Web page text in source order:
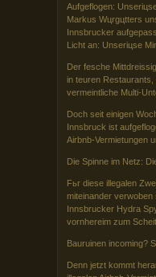
Aufgeflogen:
Markus Wцrgцtters
Innsbrucker
Licht an: Unseriцse
Der fesche
in teuren
vermeintliche Multi-
Doch seit einigen
Innsbruck ist
Airbnb-Vermietungen
Die Spinne im Netz:
Fьr diese illegalen
miteinander verwoben
Innsbrucker Hydra
vornhereim zum
Bauruinen incoming?
Denn jetzt kommt